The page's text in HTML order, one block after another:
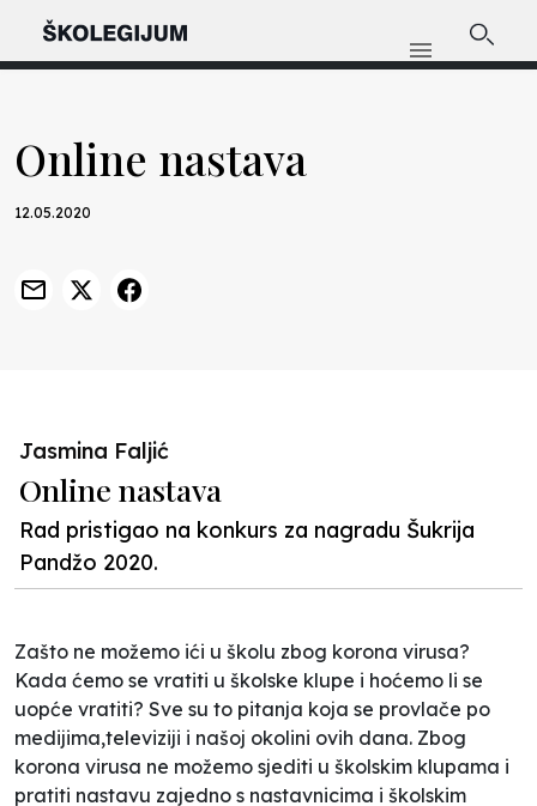
Online nastava
12.05.2020
Jasmina Faljić
Online nastava
Rad pristigao na konkurs za nagradu Šukrija
Pandžo 2020.
Zašto ne možemo ići u školu zbog korona virusa?
Kada ćemo se vratiti u školske klupe i hoćemo li se
uopće vratiti? Sve su to pitanja koja se provlače po
medijima,televiziji i našoj okolini ovih dana. Zbog
korona virusa ne možemo sjediti u školskim klupama i
pratiti nastavu zajedno s nastavnicima i školskim